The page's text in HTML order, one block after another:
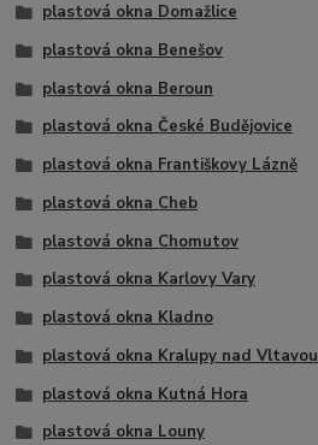
plastová okna Domažlice
plastová okna Benešov
plastová okna Beroun
plastová okna České Budějovice
plastová okna Františkovy Lázně
plastová okna Cheb
plastová okna Chomutov
plastová okna Karlovy Vary
plastová okna Kladno
plastová okna Kralupy nad Vltavou
plastová okna Kutná Hora
plastová okna Louny